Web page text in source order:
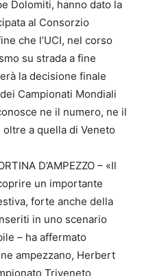
Dolomiti, hanno dato la
al Consorzio
che l’UCI, nel corso
su strada a fine
la decisione finale
Campionati Mondiali
ne il numero, ne il
a quella di Veneto
D’AMPEZZO – «Il
un importante
forte anche della
in uno scenario
– ha affermato
ampezzano, Herbert
Triveneto